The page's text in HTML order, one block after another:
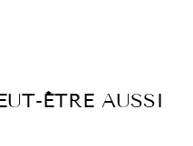
ÊTRE AUSSI